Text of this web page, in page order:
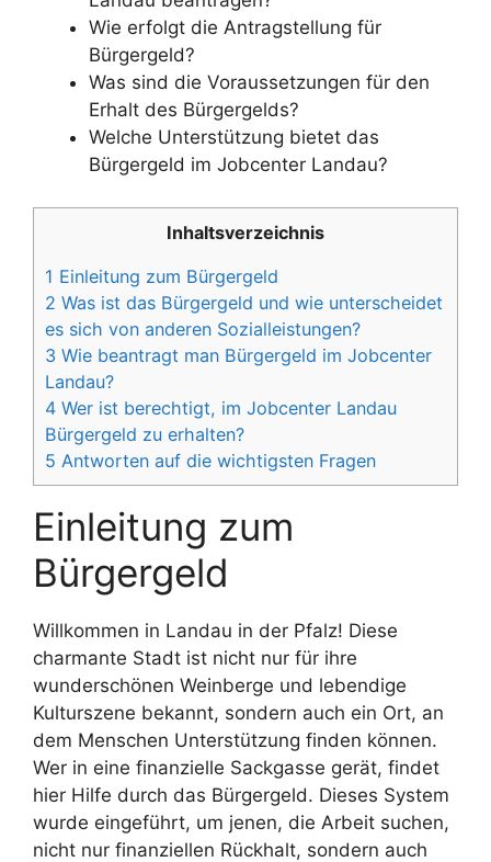
Wie erfolgt die Antragstellung für
Bürgergeld?
Was sind die Voraussetzungen für den
Erhalt des Bürgergelds?
Welche Unterstützung bietet das
Bürgergeld im Jobcenter Landau?
Inhaltsverzeichnis
1 Einleitung zum Bürgergeld
2 Was ist das Bürgergeld und wie unterscheidet
es sich von anderen Sozialleistungen?
3 Wie beantragt man Bürgergeld im Jobcenter
Landau?
4 Wer ist berechtigt, im Jobcenter Landau
Bürgergeld zu erhalten?
5 Antworten auf die wichtigsten Fragen
Einleitung zum
Bürgergeld
Willkommen in Landau in der Pfalz! Diese
charmante Stadt ist nicht nur für ihre
wunderschönen Weinberge und lebendige
Kulturszene bekannt, sondern auch ein Ort, an
dem Menschen Unterstützung finden können.
Wer in eine finanzielle Sackgasse gerät, findet
hier Hilfe durch das Bürgergeld. Dieses System
wurde eingeführt, um jenen, die Arbeit suchen,
nicht nur finanziellen Rückhalt, sondern auch